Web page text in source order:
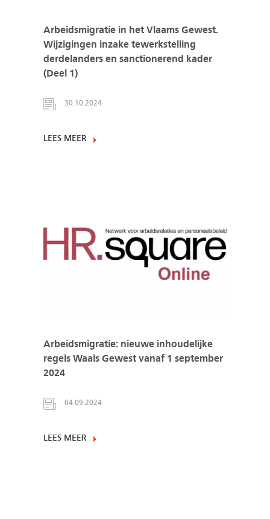
Arbeidsmigratie in het Vlaams Gewest.
Wijzigingen inzake tewerkstelling
derdelanders en sanctionerend kader
(Deel 1)
30.10.2024
LEES MEER
Arbeidsmigratie: nieuwe inhoudelijke
regels Waals Gewest vanaf 1 september
2024
04.09.2024
LEES MEER